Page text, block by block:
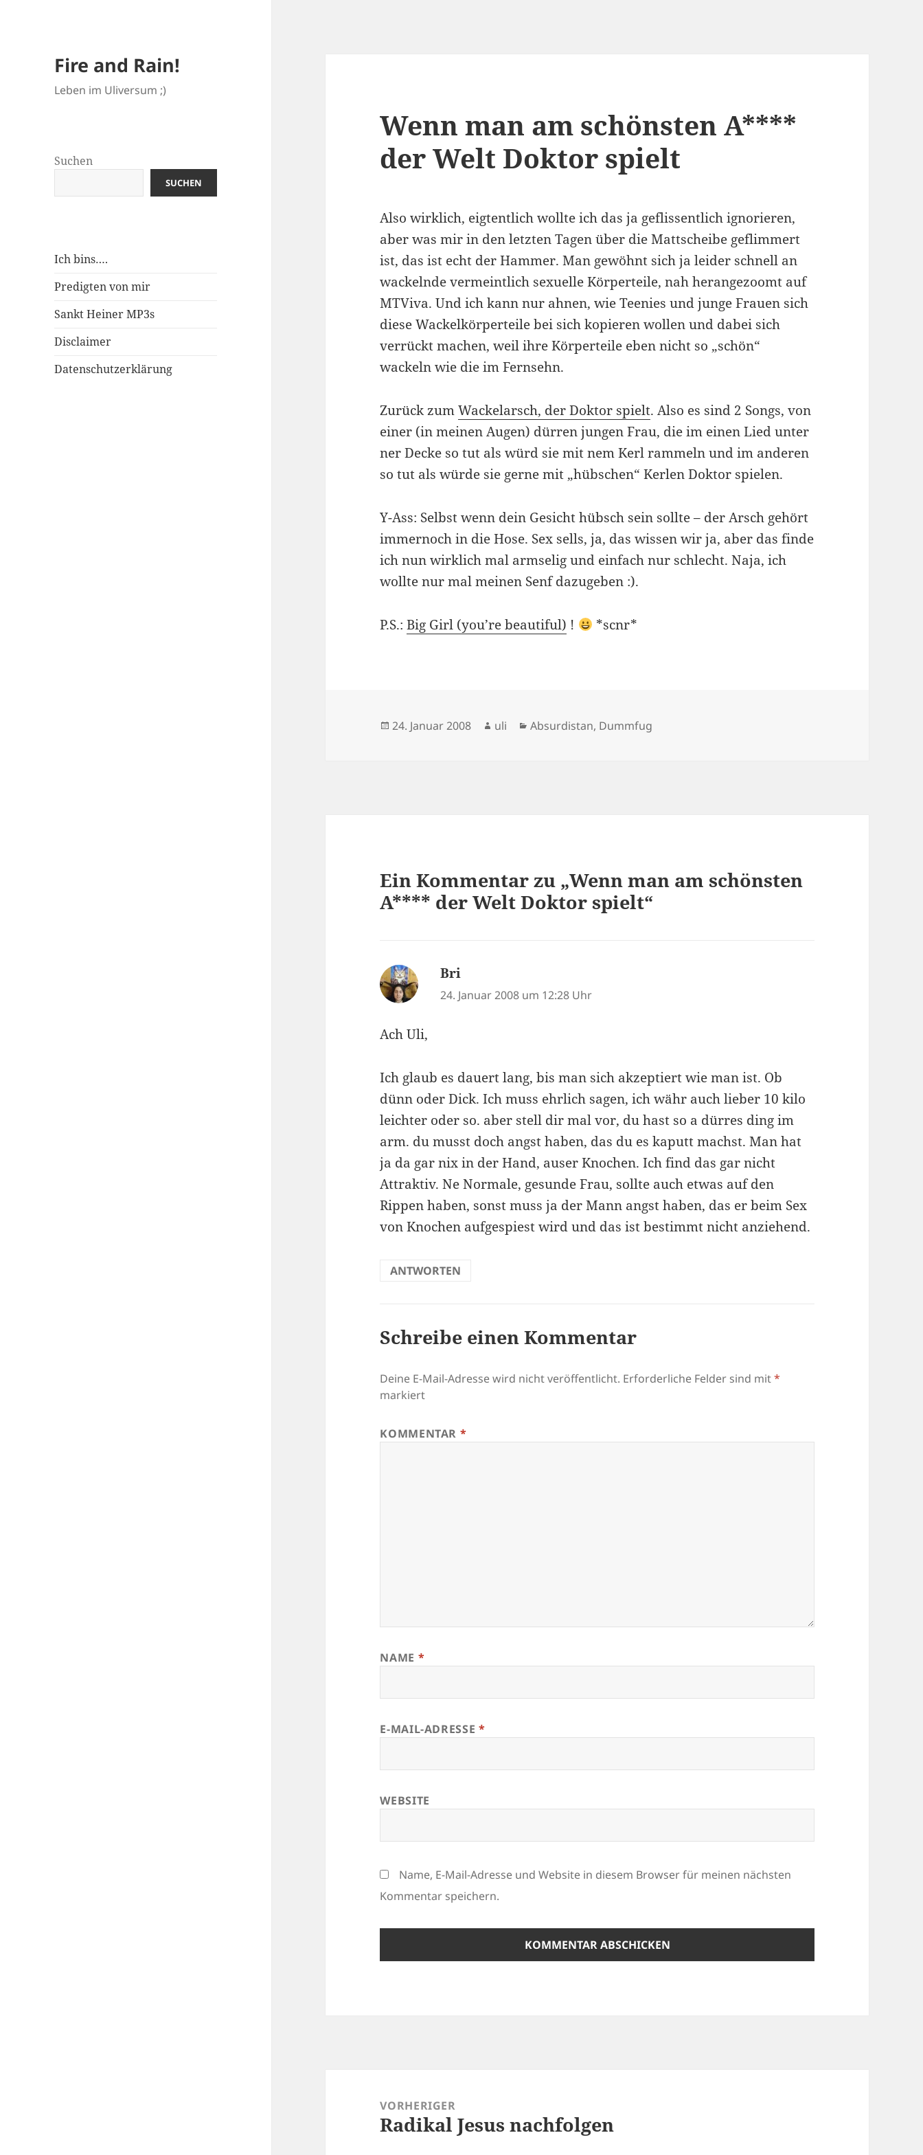
Fire and Rain!
Leben im Uliversum ;)
Suchen
SUCHEN
Ich bins….
Predigten von mir
Sankt Heiner MP3s
Disclaimer
Datenschutzerklärung
Wenn man am schönsten A****
der Welt Doktor spielt
Also wirklich, eigtentlich wollte ich das ja geflissentlich ignorieren,
aber was mir in den letzten Tagen über die Mattscheibe geflimmert
ist, das ist echt der Hammer. Man gewöhnt sich ja leider schnell an
wackelnde vermeintlich sexuelle Körperteile, nah herangezoomt auf
MTViva. Und ich kann nur ahnen, wie Teenies und junge Frauen sich
diese Wackelkörperteile bei sich kopieren wollen und dabei sich
verrückt machen, weil ihre Körperteile eben nicht so „schön“
wackeln wie die im Fernsehn.
Zurück zumWackelarsch, der Doktor spielt. Also es sind 2 Songs, von
einer (in meinen Augen) dürren jungen Frau, die im einen Lied unter
ner Decke so tut als würd sie mit nem Kerl rammeln und im anderen
so tut als würde sie gerne mit „hübschen“ Kerlen Doktor spielen.
Y-Ass: Selbst wenn dein Gesicht hübsch sein sollte – der Arsch gehört
immernoch in die Hose. Sex sells, ja, das wissen wir ja, aber das finde
ich nun wirklich mal armselig und einfach nur schlecht. Naja, ich
wollte nur mal meinen Senf dazugeben :).
P.S.:Big Girl (you’re beautiful) ! *scnr*
Veröffentlicht
24. Januar 2008 Autor
uli Kategorien
Absurdistan, Dummfug
Ein Kommentar zu „Wenn man am schönsten
A**** der Welt Doktor spielt“
Bri
24. Januar 2008 um 12:28 Uhr
Ach Uli,
Ich glaub es dauert lang, bis man sich akzeptiert wie man ist. Ob
dünn oder Dick. Ich muss ehrlich sagen, ich währ auch lieber 10 kilo
leichter oder so. aber stell dir mal vor, du hast so a dürres ding im
arm. du musst doch angst haben, das du es kaputt machst. Man hat
ja da gar nix in der Hand, auser Knochen. Ich find das gar nicht
Attraktiv. Ne Normale, gesunde Frau, sollte auch etwas auf den
Rippen haben, sonst muss ja der Mann angst haben, das er beim Sex
von Knochen aufgespiest wird und das ist bestimmt nicht anziehend.
ANTWORTEN
Schreibe einen Kommentar
Deine E-Mail-Adresse wird nicht veröffentlicht. Erforderliche Felder sind mit*
markiert
KOMMENTAR *
NAME *
E-MAIL-ADRESSE *
WEBSITE
Name, E-Mail-Adresse und Website in diesem Browser für meinen nächsten
Kommentar speichern.
VORHERIGER
Vorheriger
Radikal Jesus nachfolgen